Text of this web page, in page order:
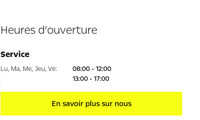
Heures d’ouverture
Service
Lu, Ma, Me, Jeu, Ve:
08:00 - 12:00
13:00 - 17:00
En savoir plus sur nous